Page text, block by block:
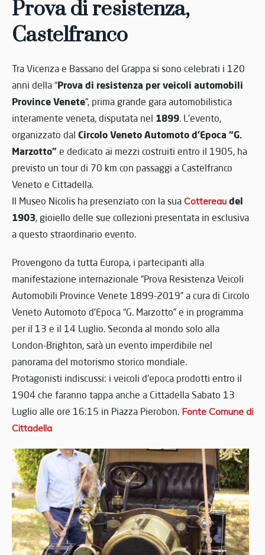
Prova di resistenza,
Castelfranco
Tra Vicenza e Bassano del Grappa si sono celebrati i 120
anni della “Prova di resistenza per veicoli automobili
Province Venete”, prima grande gara automobilistica
interamente veneta, disputata nel 1899. L’evento,
organizzato dal Circolo Veneto Automoto d’Epoca “G.
Marzotto” e dedicato ai mezzi costruiti entro il 1905, ha
previsto un tour di 70 km con passaggi a Castelfranco
Veneto e Cittadella.
Il Museo Nicolis ha presenziato con la sua Cottereau del
1903, gioiello delle sue collezioni presentata in esclusiva
a questo straordinario evento.
Provengono da tutta Europa, i partecipanti alla
manifestazione internazionale “Prova Resistenza Veicoli
Automobili Province Venete 1899-2019” a cura di Circolo
Veneto Automoto d’Epoca “G. Marzotto” e in programma
per il 13 e il 14 Luglio. Seconda al mondo solo alla
London-Brighton, sarà un evento imperdibile nel
panorama del motorismo storico mondiale.
Protagonisti indiscussi: i veicoli d’epoca prodotti entro il
1904 che faranno tappa anche a Cittadella Sabato 13
Luglio alle ore 16:15 in Piazza Pierobon. Fonte Comune di
Cittadella